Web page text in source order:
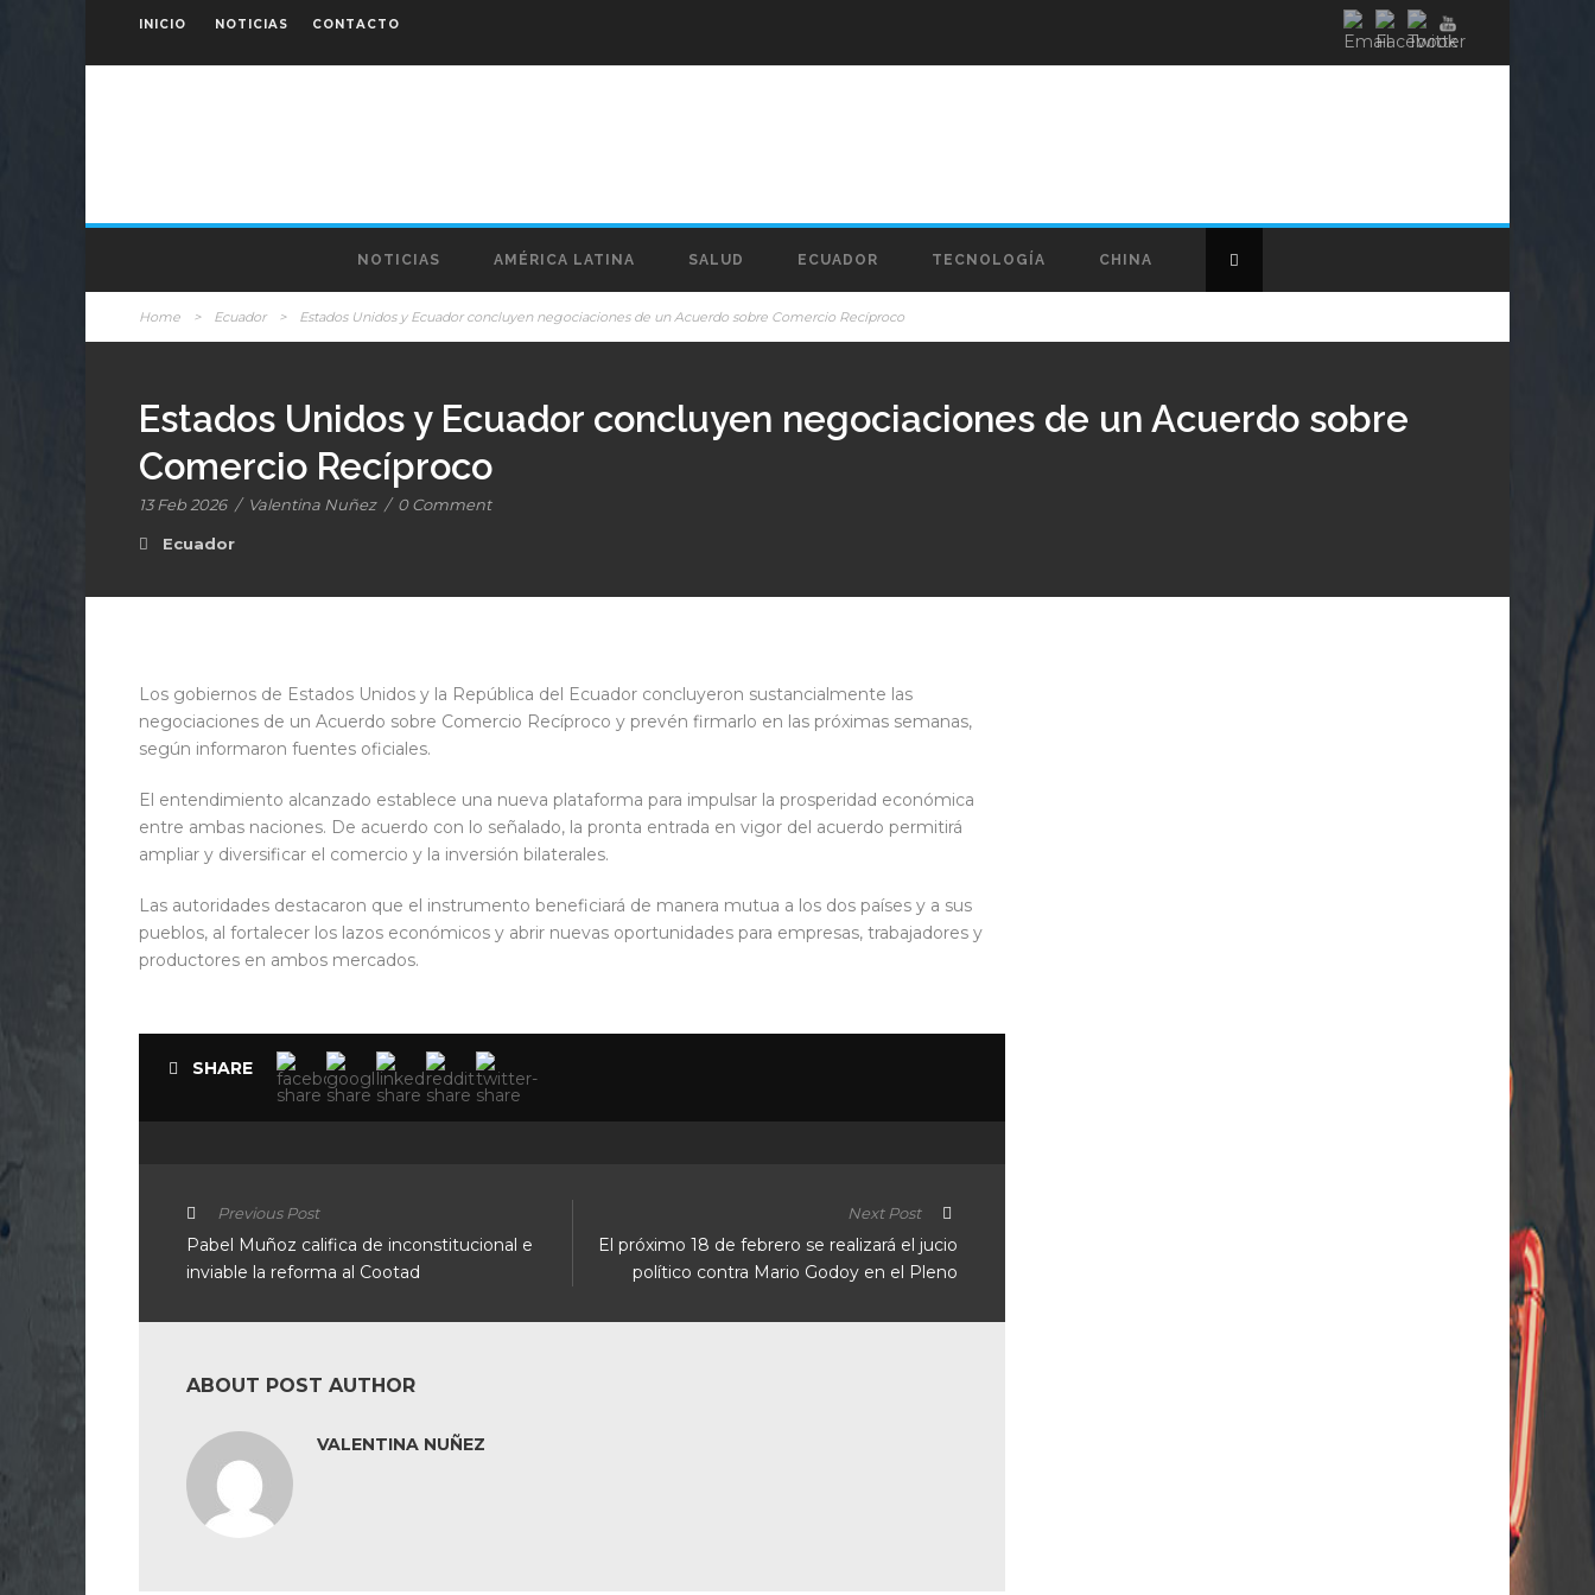
INICIO NOTICIAS CONTACTO
NOTICIAS AMÉRICA LATINA SALUD ECUADOR TECNOLOGÍA CHINA
Home > Ecuador > Estados Unidos y Ecuador concluyen negociaciones de un Acuerdo sobre Comercio Recíproco
Estados Unidos y Ecuador concluyen negociaciones de un Acuerdo sobre
Comercio Recíproco
13 Feb 2026 / Valentina Nuñez / 0 Comment
Ecuador
Los gobiernos de Estados Unidos y la República del Ecuador concluyeron sustancialmente las
negociaciones de un Acuerdo sobre Comercio Recíproco y prevén firmarlo en las próximas semanas,
según informaron fuentes oficiales.
El entendimiento alcanzado establece una nueva plataforma para impulsar la prosperidad económica
entre ambas naciones. De acuerdo con lo señalado, la pronta entrada en vigor del acuerdo permitirá
ampliar y diversificar el comercio y la inversión bilaterales.
Las autoridades destacaron que el instrumento beneficiará de manera mutua a los dos países y a sus
pueblos, al fortalecer los lazos económicos y abrir nuevas oportunidades para empresas, trabajadores y
productores en ambos mercados.
SHARE
Previous Post
Pabel Muñoz califica de inconstitucional e
inviable la reforma al Cootad
Next Post
El próximo 18 de febrero se realizará el jucio
político contra Mario Godoy en el Pleno
ABOUT POST AUTHOR
VALENTINA NUÑEZ